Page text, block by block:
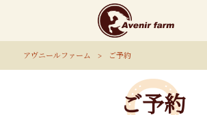
アヴニールファーム > ご予約
ご予約